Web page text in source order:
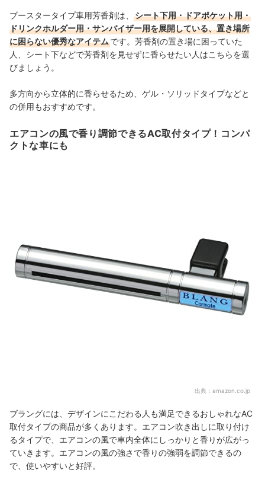
ブースタータイプ車用芳香剤は、
シート下用・ドアポケット用・
ドリンクホルダー用・サンバイザー用を展開している、置き場所
に困らない優秀なアイテムです。芳香剤の置き場に困っていた
人、シート下などで芳香剤を見せずに香らせたい人はこちらを選
びましょう。
多方向から立体的に香らせるため、ゲル・ソリッドタイプなどと
の併用もおすすめです。
エアコンの風で香り調節できるAC取付タイプ！コンパ
クトな車にも
出典： amazon.co.jp
ブラングには、デザインにこだわる人も満足できるおしゃれなAC
取付タイプの商品が多くあります。エアコン吹き出しに取り付け
るタイプで、エアコンの風で車内全体にしっかりと香りが広がっ
ていきます。エアコンの風の強さで香りの強弱を調節できるの
で、使いやすいと好評。